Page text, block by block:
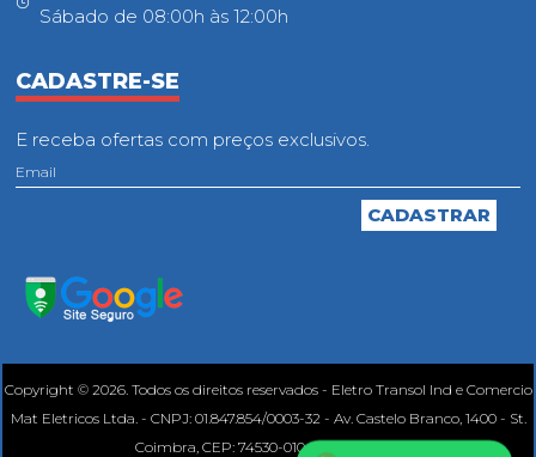
Sábado de 08:00h às 12:00h
CADASTRE-SE
E receba ofertas com preços exclusivos.
Copyright © 2026. Todos os direitos reservados - Eletro Transol Ind e Comercio
Mat Eletricos Ltda. - CNPJ: 01.847.854/0003-32 - Av. Castelo Branco, 1400 - St.
Coimbra, CEP: 74530-010, Goiânia - GO.